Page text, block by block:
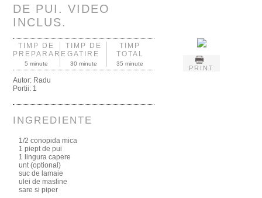
DE PUI. VIDEO
INCLUS.
PRINT
TIMP DE
PREPARARE
5 minute
TIMP DE
GATIRE
30 minute
TIMP
TOTAL
35 minute
Autor: Radu
Portii: 1
INGREDIENTE
1/2 conopida mica
1 piept de pui
1 lingura capere
unt (optional)
suc de lamaie
ulei de masline
sare si piper